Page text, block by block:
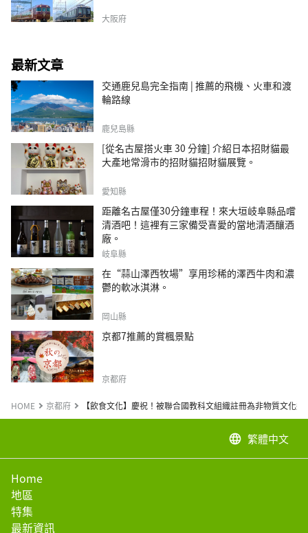
大阪府
最新文章
交通鹿兒島完全指南 | 推薦的飛機、火車和渡
輪路線
鹿兒島縣
[從名古屋搭火車 30 分鐘] 介紹日本招財貓最
大產地常滑市的招財貓招財貓展覽。
愛知縣
距離名古屋僅30分鐘車程！來大垣岐阜縣品嚐
清酒吧！這裡有三家備受喜愛的當地清酒釀酒
廠。
岐阜縣
在“蒜山澤西牧場”享用珍稀的澤西牛肉和濃
鬱的軟冰淇淋。
岡山縣
京都7推薦的賞楓景點
京都府
HOME 京都府 【飲食文化】慶祝！被聯合國教科文組織註冊為非物質文化
language 繁體中文
Home
地區
特集
最新資訊